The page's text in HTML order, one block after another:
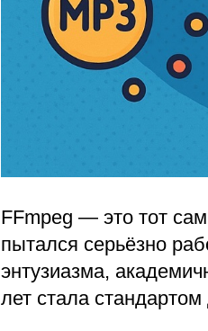
FFmpeg — это тот
пытался серьёзно
энтузиазма,
лет стала